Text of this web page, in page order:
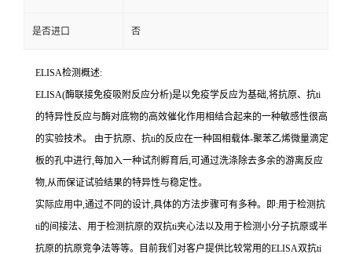
是否进口 否
ELISA检测概述:
ELISA(酶联接免疫吸附反应分析)是以免疫学反应为基础,将抗原、 抗ti
的特异性反应与酶对底物的高效催化作用相结合起来的一种敏感性很高
的实验技术。
由于抗原、 抗ti的反应在一种固相载体-聚苯乙烯微量滴定
板的孔中进行,每加入一种试剂孵育后,可通过洗涤除去多余的游离反应
物,从而保证试验结果的特异性与稳定性。
实际应用中,通过不同的设计,具体的方法步骤可有多种。即:用于检测抗
ti的间接法、用于检测抗原的双抗ti夹心法以及用于检测小分子抗原或半
抗原的抗原竞争法等等。目前我们对客户提供比较常用的ELISA双抗ti